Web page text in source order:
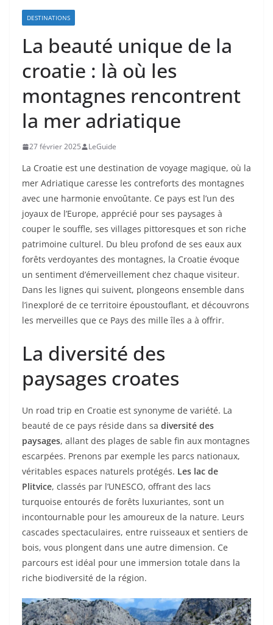
DESTINATIONS
La beauté unique de la
croatie : là où les
montagnes rencontrent
la mer adriatique
27 février 2025 LeGuide
La Croatie est une destination de voyage magique, où la
mer Adriatique caresse les contreforts des montagnes
avec une harmonie envoûtante. Ce pays est l’un des
joyaux de l’Europe, apprécié pour ses paysages à
couper le souffle, ses villages pittoresques et son riche
patrimoine culturel. Du bleu profond de ses eaux aux
forêts verdoyantes des montagnes, la Croatie évoque
un sentiment d’émerveillement chez chaque visiteur.
Dans les lignes qui suivent, plongeons ensemble dans
l’inexploré de ce territoire époustouflant, et découvrons
les merveilles que ce Pays des mille îles a à offrir.
La diversité des
paysages croates
Un road trip en Croatie est synonyme de variété. La
beauté de ce pays réside dans sa diversité des
paysages, allant des plages de sable fin aux montagnes
escarpées. Prenons par exemple les parcs nationaux,
véritables espaces naturels protégés. Les lac de
Plitvice, classés par l’UNESCO, offrant des lacs
turquoise entourés de forêts luxuriantes, sont un
incontournable pour les amoureux de la nature. Leurs
cascades spectaculaires, entre ruisseaux et sentiers de
bois, vous plongent dans une autre dimension. Ce
parcours est idéal pour une immersion totale dans la
riche biodiversité de la région.